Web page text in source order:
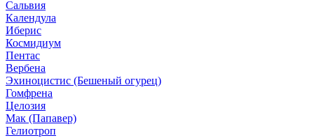
Сальвия
Календула
Иберис
Космидиум
Пентас
Вербена
Эхиноцистис (Бешеный огурец)
Гомфрена
Целозия
Мак (Папавер)
Гелиотроп